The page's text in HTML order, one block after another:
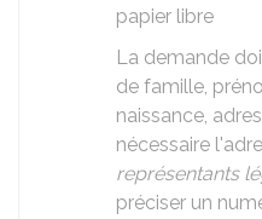
papier libre
La demande
de famille,
naissance,
nécessaire
représentants
préciser un